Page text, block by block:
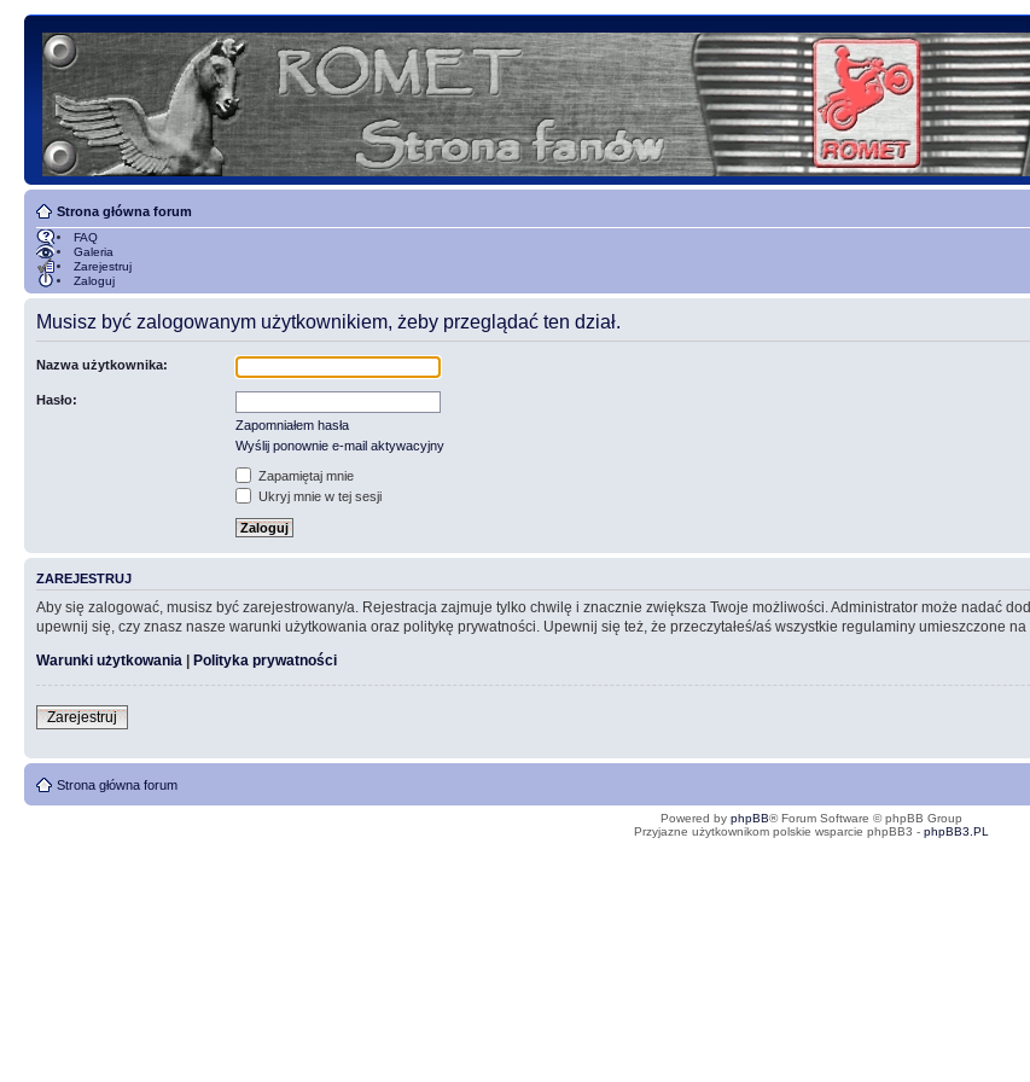
Strona główna forum
FAQ
Galeria
Zarejestruj
Zaloguj
Musisz być zalogowanym użytkownikiem, żeby przeglądać ten dział.
Nazwa użytkownika:
Hasło:
Zapomniałem hasła
Wyślij ponownie e-mail aktywacyjny
Zapamiętaj mnie
Ukryj mnie w tej sesji
ZAREJESTRUJ
Aby się zalogować, musisz być zarejestrowany/a. Rejestracja zajmuje tylko chwilę i znacznie zwiększa Twoje możliwości. Administrator może nadać
upewnij się, czy znasz nasze warunki użytkowania oraz politykę prywatności. Upewnij się też, że przeczytałeś/aś wszystkie regulaminy umieszczone na
Warunki użytkowania | Polityka prywatności
Zarejestruj
Strona główna forum
Powered by phpBB® Forum Software © phpBB Group
Przyjazne użytkownikom polskie wsparcie phpBB3 - phpBB3.PL